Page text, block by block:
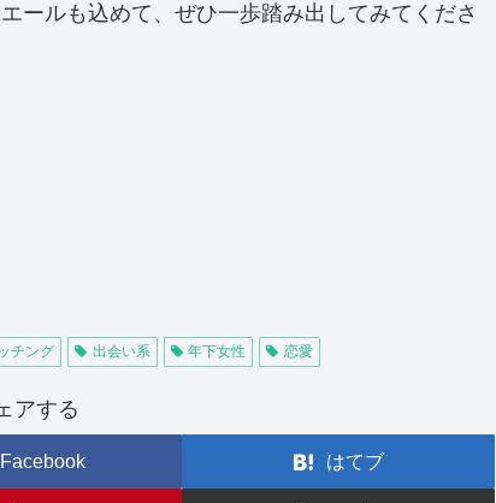
ールも込めて、ぜひ一歩踏み出してみてくださ
チング 出会い系 年下女性 恋愛
アする
Facebook はてブ